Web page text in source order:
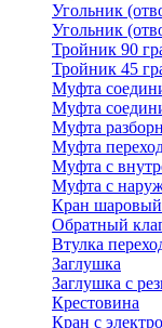
Угольник
Угольник
Тройник 90
Тройник 45
Муфта
Муфта
Муфта
Муфта
Муфта с
Муфта с
Кран шаровый
Обратный
Втулка
Заглушка
Заглушка с
Крестовина
Кран с